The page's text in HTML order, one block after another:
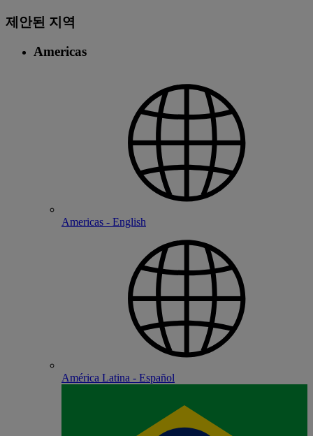
제안된 지역
Americas
Americas - English
América Latina - Español